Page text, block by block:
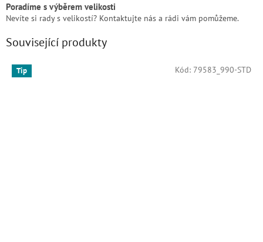
Poradíme s výběrem velikosti
Nevíte si rady s velikostí? Kontaktujte nás a rádi vám pomůžeme.
Související produkty
Tip Kód: 79583_990-STD